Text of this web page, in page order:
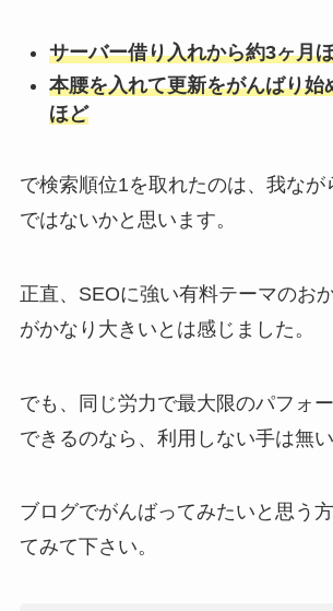
サーバー借り入れから約3ヶ月
本腰を入れて更新をがんばり始
ほど
で検索順位1を取れたのは、我なが
ではないかと思います。
正直、SEOに強い有料テーマのお
がかなり大きいとは感じました。
でも、同じ労力で最大限のパフォ
できるのなら、利用しない手は無い
ブログでがんばってみたいと思う
てみて下さい。